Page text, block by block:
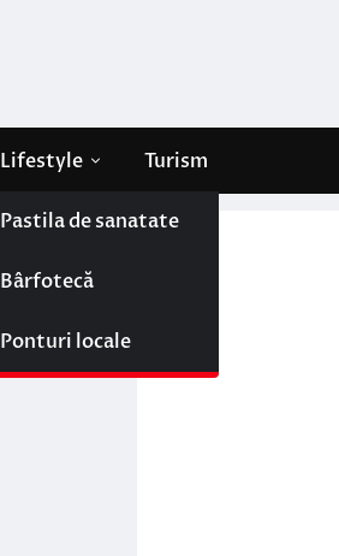
Lifestyle
Pastila de sanatate
Bârfotecă
Ponturi locale
Turism